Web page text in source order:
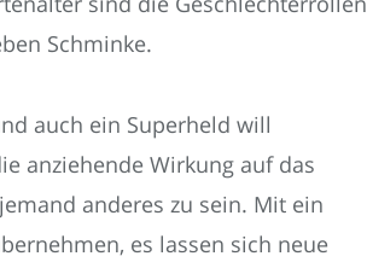
Schminke.
auch ein Superheld will
anziehende Wirkung auf das
anderes zu sein. Mit ein
es lassen sich neue